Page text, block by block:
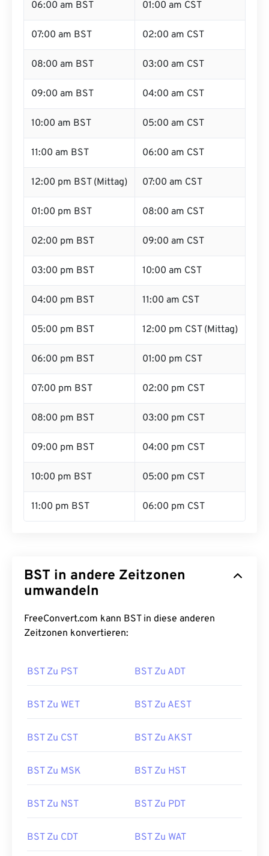
06:00 am BST 01:00 am CST
07:00 am BST 02:00 am CST
08:00 am BST 03:00 am CST
09:00 am BST 04:00 am CST
10:00 am BST 05:00 am CST
11:00 am BST 06:00 am CST
12:00 pm BST (Mittag) 07:00 am CST
01:00 pm BST 08:00 am CST
02:00 pm BST 09:00 am CST
03:00 pm BST 10:00 am CST
04:00 pm BST 11:00 am CST
05:00 pm BST 12:00 pm CST (Mittag)
06:00 pm BST 01:00 pm CST
07:00 pm BST 02:00 pm CST
08:00 pm BST 03:00 pm CST
09:00 pm BST 04:00 pm CST
10:00 pm BST 05:00 pm CST
11:00 pm BST 06:00 pm CST
BST in andere Zeitzonen
umwandeln
FreeConvert.com kann BST in diese anderen
Zeitzonen konvertieren:
BST Zu PST BST Zu ADT
BST Zu WET BST Zu AEST
BST Zu CST BST Zu AKST
BST Zu MSK BST Zu HST
BST Zu NST BST Zu PDT
BST Zu CDT BST Zu WAT